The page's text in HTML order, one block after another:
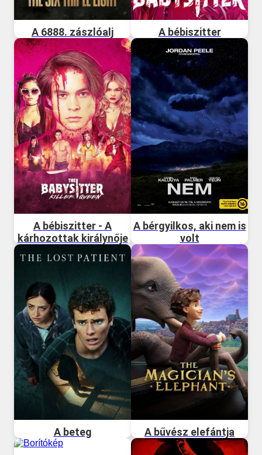
A 6888. zászlóalj A bébiszitter
A bébiszitter - A
kárhozottak királynője
A bérgyilkos, aki nem is
volt
A beteg A bűvész elefántja